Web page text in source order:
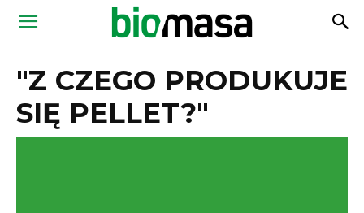
Magazyn
"Z CZEGO PRODUKUJE
SIĘ PELLET?"